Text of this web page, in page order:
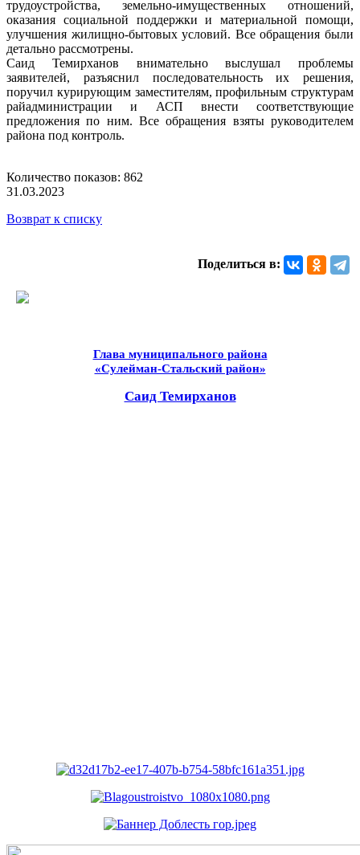
трудоустройства, земельно-имущественных отношений,
оказания социальной поддержки и материальной помощи,
улучшения жилищно-бытовых условий. Все обращения были
детально рассмотрены.
Саид Темирханов внимательно выслушал проблемы
заявителей, разъяснил последовательность их решения,
поручил курирующим заместителям, профильным структурам
райадминистрации и АСП внести соответствующие
предложения по ним. Все обращения взяты руководителем
района под контроль.
Количество показов: 862
31.03.2023
Возврат к списку
Поделиться в:
Глава муниципального района
«Сулейман-Стальский район»
Саид Темирханов